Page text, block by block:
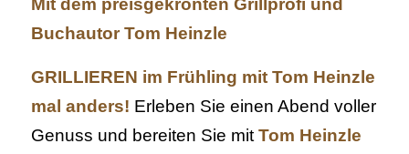
Mit dem preisgekrönten Grillprofi und
Buchautor Tom Heinzle
GRILLIEREN im Frühling mit Tom Heinzle
mal anders! Erleben Sie einen Abend voller
Genuss und bereiten Sie mit Tom Heinzle